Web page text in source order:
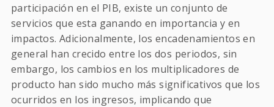
participación en el PIB, existe un conjunto de
servicios que esta ganando en importancia y en
impactos. Adicionalmente, los encadenamientos en
general han crecido entre los dos periodos, sin
embargo, los cambios en los multiplicadores de
producto han sido mucho más significativos que los
ocurridos en los ingresos, implicando que